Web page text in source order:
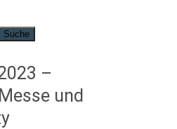
–
und